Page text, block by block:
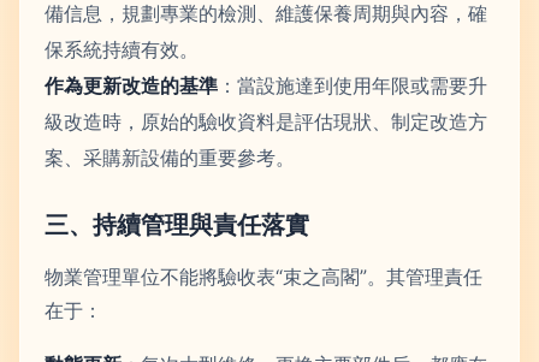
備信息，規劃專業的檢測、維護保養周期與內容，確
保系統持續有效。
作為更新改造的基準 ：當設施達到使用年限或需要升
級改造時，原始的驗收資料是評估現狀、制定改造方
案、采購新設備的重要參考。
三、持續管理與責任落實
物業管理單位不能將驗收表“束之高閣”。其管理責任
在于：